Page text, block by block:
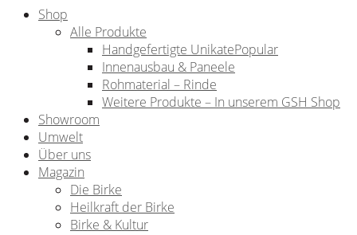
Shop
Alle Produkte
Handgefertigte Unikate
Innenausbau & Paneele
Rohmaterial – Rinde
Weitere Produkte – In unserem GSH Shop
Showroom
Umwelt
Über uns
Magazin
Die Birke
Heilkraft der Birke
Birke & Kultur